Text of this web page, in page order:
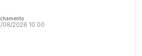
08/2026 10:00